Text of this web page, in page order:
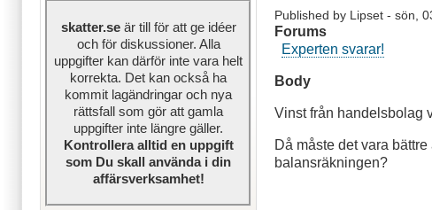
skatter.seär till för att ge idéer
och för diskussioner. Alla
uppgifter kan därför inte vara helt
korrekta. Det kan också ha
kommit lagändringar och nya
rättsfall som gör att gamla
uppgifter inte längre gäller.
Kontrollera alltid en uppgift
som Du skall använda i din
affärsverksamhet!
Published by Lipset -sön,
Forums
Experten svarar!
Body
Vinst från handelsbolag
Då måste det vara
balansräkningen?